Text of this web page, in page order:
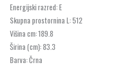
Energijski razred: E
Skupna prostornina L: 512
Višina cm: 189.8
Širina (cm): 83.3
Barva: Črna